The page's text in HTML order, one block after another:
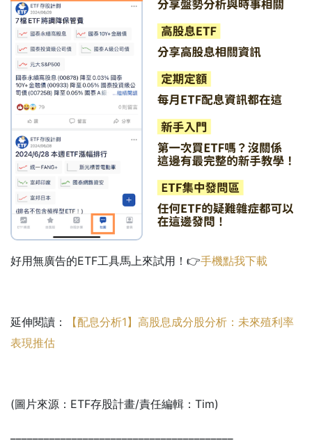
好用無廣告的ETF工具馬上來試用！👉手機點我下載
延伸閱讀：
【配息分析1】高股息成分股分析：未來殖利率
表現推估
(圖片來源：ETF存股計畫/責任編輯：Tim)